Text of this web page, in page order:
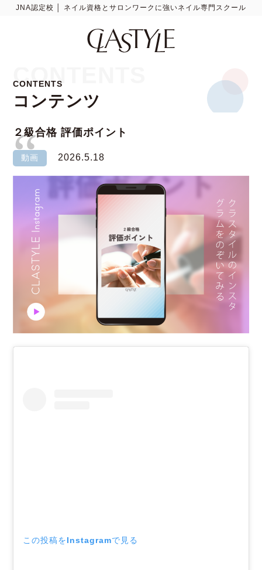
JNA認定校 │ ネイル資格とサロンワークに強いネイル専門スクール
CONTENTS
コンテンツ
CONTENTS
２級合格 評価ポイント
動画 2026.5.18
この投稿をInstagramで見る